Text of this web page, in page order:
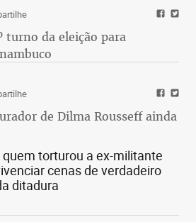
turno da eleição para
de Dilma Rousseff ainda
torturou a ex-militante
cenas de verdadeiro
ditadura